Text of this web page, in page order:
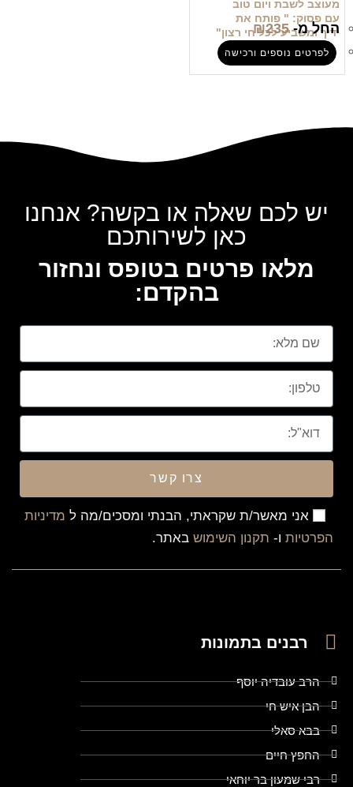
מעוצב לשבת ויום טוב
עם פסוק: " פותח את
ידיך ומשביע לכל חי רצון"
החל מ- ₪235
לפרטים נוספים ורכישה
יש לכם שאלה או בקשה? אנחנו
כאן לשירותכם
מלאו פרטים בטופס ונחזור
בהקדם:
אני מאשר/ת שקראתי, הבנתי ומסכים/מה ל מדיניות
הפרטיות ו- תקנון השימוש באתר.
צרו קשר
רבנים בתמונות
הרב עובדיה יוסף
הבן איש חי
בבא סאלי
החפץ חיים
רבי שמעון בר יוחאי